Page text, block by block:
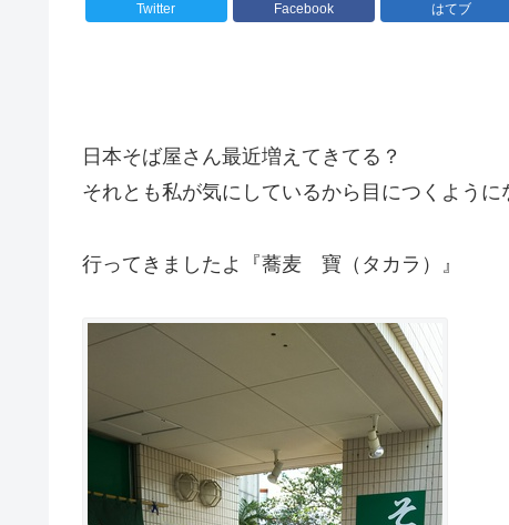
Twitter Facebook はてブ
日本そば屋さん最近増えてきてる？
それとも私が気にしているから目につくように
行ってきましたよ『蕎麦 寶（タカラ）』